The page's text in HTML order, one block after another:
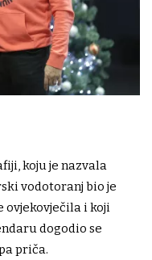
koju je nazvala
vodotoranj bio je
ovjekovječila i koji
dogodio se
priča.